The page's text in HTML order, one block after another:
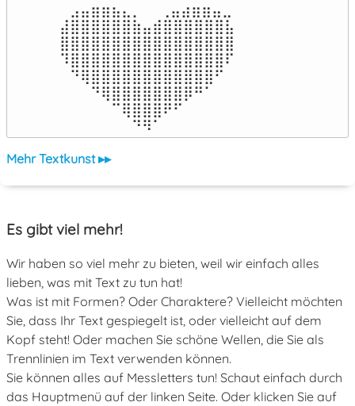
⠀⣠⣤⣶⣶⣦⣄⡀  ⠀⢀⣤⣴⣶⣶⣤⣀⠀
⣼⣿⣿⣿⣿⣿⣿⣷⣤⣾⣿⣿⣿⣿⣿⣿⣧
⣿⣿⣿⣿⣿⣿⣿⣿⣿⣿⣿⣿⣿⣿⣿⣿⣿
⠹⣿⣿⣿⣿⣿⣿⣿⣿⣿⣿⣿⣿⣿⣿⣿⠏
⠀⠙⢿⣿⣿⣿⣿⣿⣿⣿⣿⣿⣿⣿⣿⠋⠀
⠀⠀⠀⠙⢿⣿⣿⣿⣿⣿⣿⣿⡿⠛⠁⠀⠀
⠀⠀⠀⠀⠀⠉⢿⣿⣿⣿⠟⠋⠀⠀⠀⠀⠀
⠀⠀⠀⠀⠀⠀⠀⠙⠻⠁⠀⠀⠀⠀⠀⠀⠀⠀⠀⠀⠀⠀⠀
Mehr Textkunst ▸▸
Es gibt viel mehr!
Wir haben so viel mehr zu bieten, weil wir einfach alles
lieben, was mit Text zu tun hat!
Was ist mit Formen? Oder Charaktere? Vielleicht möchten
Sie, dass Ihr Text gespiegelt ist, oder vielleicht auf dem
Kopf steht! Oder machen Sie schöne Wellen, die Sie als
Trennlinien im Text verwenden können.
Sie können alles auf Messletters tun! Schaut einfach durch
das Hauptmenü auf der linken Seite. Oder klicken Sie auf